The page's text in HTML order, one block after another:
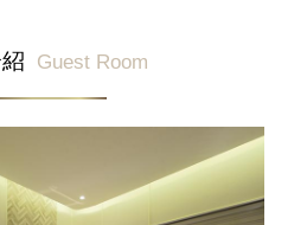
Guest Room